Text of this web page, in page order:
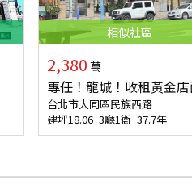
相似社區
2,380 萬
專任！龍城！收租黃金
台北市大同區民族西路
建坪18.06 3廳1衛 37.7年